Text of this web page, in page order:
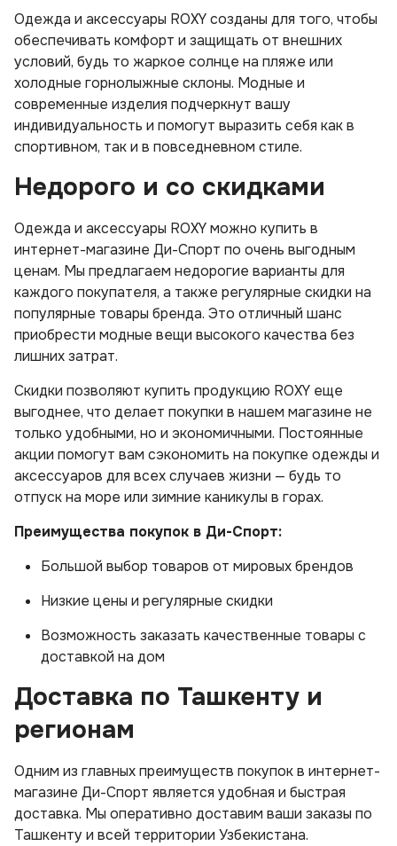
Одежда и аксессуары ROXY созданы для того, чтобы
обеспечивать комфорт и защищать от внешних
условий, будь то жаркое солнце на пляже или
холодные горнолыжные склоны. Модные и
современные изделия подчеркнут вашу
индивидуальность и помогут выразить себя как в
спортивном, так и в повседневном стиле.
Недорого и со скидками
Одежда и аксессуары ROXY можно купить в
интернет-магазине Ди-Спорт по очень выгодным
ценам. Мы предлагаем недорогие варианты для
каждого покупателя, а также регулярные скидки на
популярные товары бренда. Это отличный шанс
приобрести модные вещи высокого качества без
лишних затрат.
Скидки позволяют купить продукцию ROXY еще
выгоднее, что делает покупки в нашем магазине не
только удобными, но и экономичными. Постоянные
акции помогут вам сэкономить на покупке одежды и
аксессуаров для всех случаев жизни — будь то
отпуск на море или зимние каникулы в горах.
Преимущества покупок в Ди-Спорт:
Большой выбор товаров от мировых брендов
Низкие цены и регулярные скидки
Возможность заказать качественные товары с
доставкой на дом
Доставка по Ташкенту и
регионам
Одним из главных преимуществ покупок в интернет-
магазине Ди-Спорт является удобная и быстрая
доставка. Мы оперативно доставим ваши заказы по
Ташкенту и всей территории Узбекистана.